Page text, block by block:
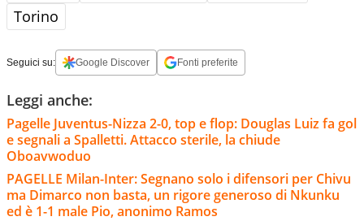
Torino
Seguici su: Google Discover Fonti preferite
Leggi anche:
Pagelle Juventus-Nizza 2-0, top e flop: Douglas Luiz fa gol
e segnali a Spalletti. Attacco sterile, la chiude
Oboavwoduo
PAGELLE Milan-Inter: Segnano solo i difensori per Chivu
ma Dimarco non basta, un rigore generoso di Nkunku
ed è 1-1 male Pio, anonimo Ramos